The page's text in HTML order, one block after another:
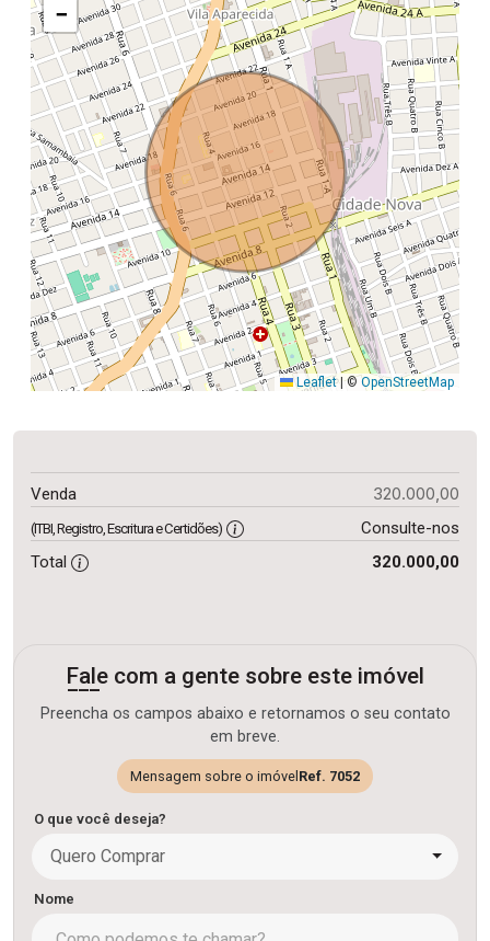
−
Leaflet © OpenStreetMap
Venda 320.000,00
(ITBI, Registro, Escritura e Certidões)
Consulte-nos
Total
320.000,00
Fale com a gente sobre este imóvel
Preencha os campos abaixo e retornamos o seu contato
em breve.
Mensagem sobre o imóvel Ref. 7052
O que você deseja?
Quero Comprar
Nome